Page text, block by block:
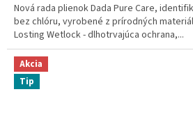
z
5
hviezdičiek.
Nová rada plienok Dada Pure Care,
bez chlóru, vyrobené z prírodných
Losting Wetlock - dlhotrvajúca ochrana,...
Akcia
Tip